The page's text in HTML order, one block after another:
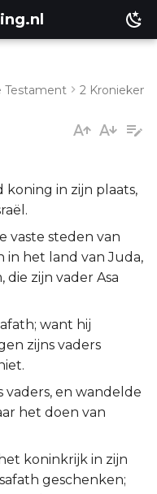
Testament 2 Kronieken
koning in zijn plaats,
vaste steden van
in het land van Juda,
die zijn vader Asa
want hij
zijns vaders
vaders, en wandelde
het doen van
koninkrijk in zijn
geschenken;